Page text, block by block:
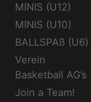
MINIS (U12)
MINIS (U10)
BALLSPAß (U6)
Verein
Basketball AG’s
Join a Team!